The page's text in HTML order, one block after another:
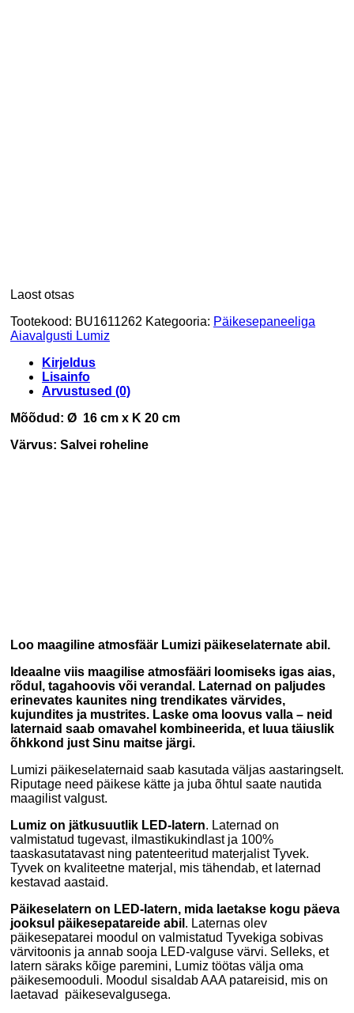
Laost otsas
Tootekood: BU1611262 Kategooria: Päikesepaneeliga
Aiavalgusti Lumiz
Kirjeldus
Lisainfo
Arvustused (0)
Mõõdud: Ø 16 cm x K 20 cm
Värvus: Salvei roheline
Loo maagiline atmosfäär Lumizi päikeselaternate abil.
Ideaalne viis maagilise atmosfääri loomiseks igas aias,
rõdul, tagahoovis või verandal. Laternad on paljudes
erinevates kaunites ning trendikates värvides,
kujundites ja mustrites. Laske oma loovus valla – neid
laternaid saab omavahel kombineerida, et luua täiuslik
õhkkond just Sinu maitse järgi.
Lumizi päikeselaternaid saab kasutada väljas aastaringselt.
Riputage need päikese kätte ja juba õhtul saate nautida
maagilist valgust.
Lumiz on jätkusuutlik LED-latern. Laternad on
valmistatud tugevast, ilmastikukindlast ja 100%
taaskasutatavast ning patenteeritud materjalist Tyvek.
Tyvek on kvaliteetne materjal, mis tähendab, et laternad
kestavad aastaid.
Päikeselatern on LED-latern, mida laetakse kogu päeva
jooksul päikesepatareide abil . Laternas olev
päikesepatarei moodul on valmistatud Tyvekiga sobivas
värvitoonis ja annab sooja LED-valguse värvi. Selleks, et
latern säraks kõige paremini, Lumiz töötas välja oma
päikesemooduli. Moodul sisaldab AAA patareisid, mis on
laetavad päikesevalgusega.